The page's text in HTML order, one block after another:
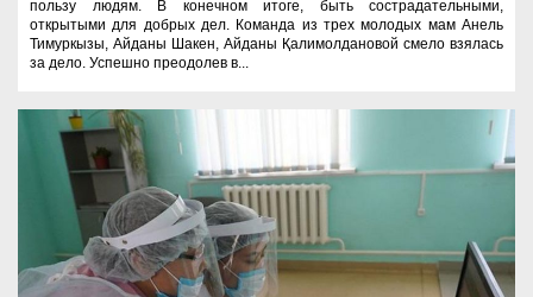
пользу людям. В конечном итоге, быть сострадательными,
открытыми для добрых дел. Команда из трех молодых мам Анель
Тимуркызы, Айданы Шакен, Айданы Қалимолдановой смело взялась
за дело. Успешно преодолев в...